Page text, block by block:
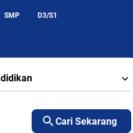
SMP D3/S1
Cari Sekarang